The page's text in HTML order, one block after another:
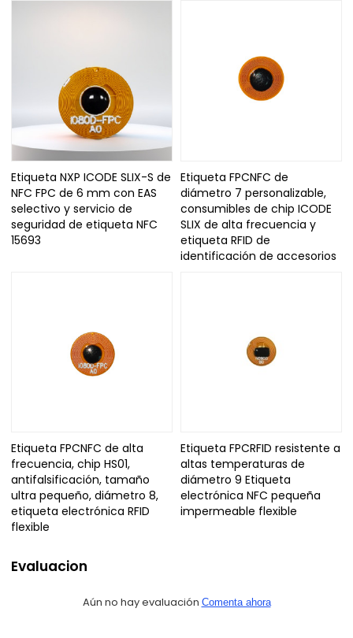
Etiqueta NXP ICODE SLIX-S de
NFC FPC de 6 mm con EAS
selectivo y servicio de
seguridad de etiqueta NFC
15693
Etiqueta FPCNFC de
diámetro 7 personalizable,
consumibles de chip ICODE
SLIX de alta frecuencia y
etiqueta RFID de
identificación de accesorios
Etiqueta FPCNFC de alta
frecuencia, chip HS01,
antifalsificación, tamaño
ultra pequeño, diámetro 8,
etiqueta electrónica RFID
flexible
Etiqueta FPCRFID resistente a
altas temperaturas de
diámetro 9 Etiqueta
electrónica NFC pequeña
impermeable flexible
Evaluacion
Aún no hay evaluación Comenta ahora